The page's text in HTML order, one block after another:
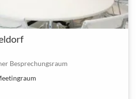
Besprechungsraum